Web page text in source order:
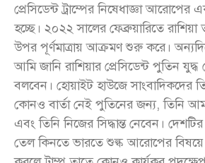
প্রেসিডেন্ট ট্রাম্পের নিষেধাজ্ঞা
হচ্ছে। ২০২২ সালের ফেব্রুয়ারিতে রাশিয়া
উপর পূর্ণমাত্রায় আক্রমণ শুরু করে।
আমি জানি রাশিয়ার প্রেসিডেন্ট পুতিন
বলবেন। হোয়াইট হাউজে সাংবাদিকদের
কোনও বার্তা নেই পুতিনের জন্য, তিনি
এবং তিনি নিজের সিদ্ধান্ত নেবেন।
তেল কিনতে ভারতে শুল্ক আরোপের বিষয়ে